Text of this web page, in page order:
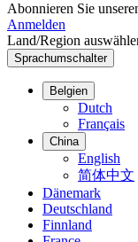
Abonnieren Sie
Anmelden
Land/Region
Sprachumschalter
Belgien
Dutch
Français
China
English
简体中文
Dänemark
Deutschland
Finnland